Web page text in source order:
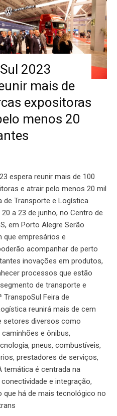
2023
mais de
expositoras
menos 20
espera reunir mais de 100
e atrair pelo menos 20 mil
de Transporte e Logística
a 23 de junho, no Centro de
em Porto Alegre Serão
que empresários e
acompanhar de perto
inovações em produtos,
processos que estão
de transporte e
TranspoSul Feira de
reunirá mais de cem
setores diversos como
e ônibus,
pneus, combustíveis,
prestadores de serviços,
temática é centrada na
e integração,
que há de mais tecnológico no